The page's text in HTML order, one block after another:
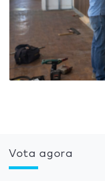
Vota agora